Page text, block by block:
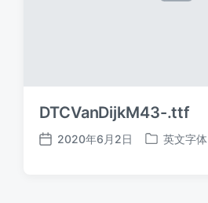
DTCVanDijkM43-.ttf
发
2020年6月2日
发
英文字体